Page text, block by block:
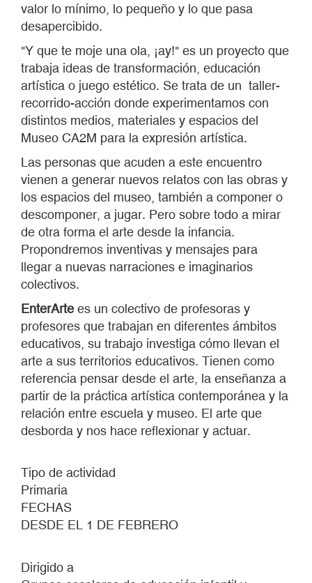
valor lo mínimo, lo pequeño y lo que pasa
desapercibido.
"Y que te moje una ola, ¡ay!" es un proyecto que
trabaja ideas de transformación, educación
artística o juego estético. Se trata de un taller-
recorrido-acción donde experimentamos con
distintos medios, materiales y espacios del
Museo CA2M para la expresión artística.
Las personas que acuden a este encuentro
vienen a generar nuevos relatos con las obras y
los espacios del museo, también a componer o
descomponer, a jugar. Pero sobre todo a mirar
de otra forma el arte desde la infancia.
Propondremos inventivas y mensajes para
llegar a nuevas narraciones e imaginarios
colectivos.
EnterArte es un colectivo de profesoras y
profesores que trabajan en diferentes ámbitos
educativos, su trabajo investiga cómo llevan el
arte a sus territorios educativos. Tienen como
referencia pensar desde el arte, la enseñanza a
partir de la práctica artística contemporánea y la
relación entre escuela y museo. El arte que
desborda y nos hace reflexionar y actuar.
Tipo de actividad
Primaria
FECHAS
DESDE EL 1 DE FEBRERO
Dirigido a